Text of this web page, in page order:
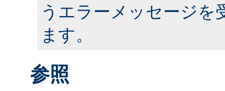
うエラーメッセージを
ます。
参照